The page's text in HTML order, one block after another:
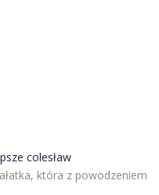
colesław
która z powodzeniem